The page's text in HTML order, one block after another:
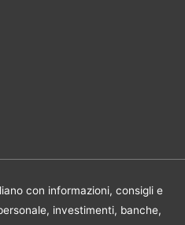
con informazioni, consigli e
investimenti, banche,